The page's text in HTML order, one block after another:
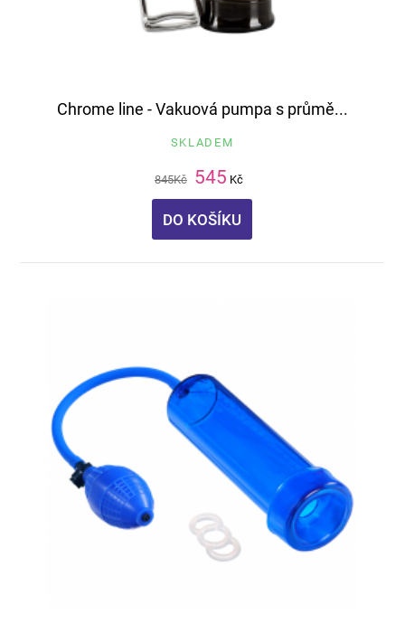
Chrome line - Vakuová pumpa s průmě...
SKLADEM
845Kč 545 Kč
DO KOŠÍKU